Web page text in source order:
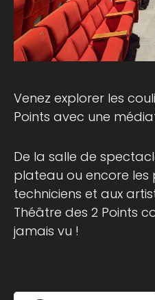
Venez explorer les
Points avec une
De la salle de
plateau ou encore les
techniciens et aux
Théâtre des 2 Points
jamais vu !